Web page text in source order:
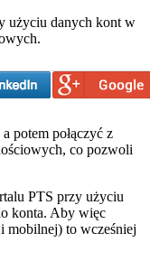
użyciu danych kont w
potem połączyć z
co pozwoli
PTS przy użyciu
konta. Aby więc
mobilnej) to wcześniej